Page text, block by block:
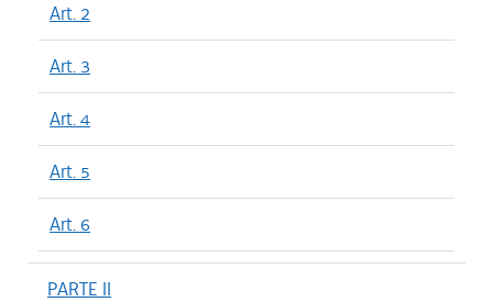
Art. 2
Art. 3
Art. 4
Art. 5
Art. 6
PARTE II